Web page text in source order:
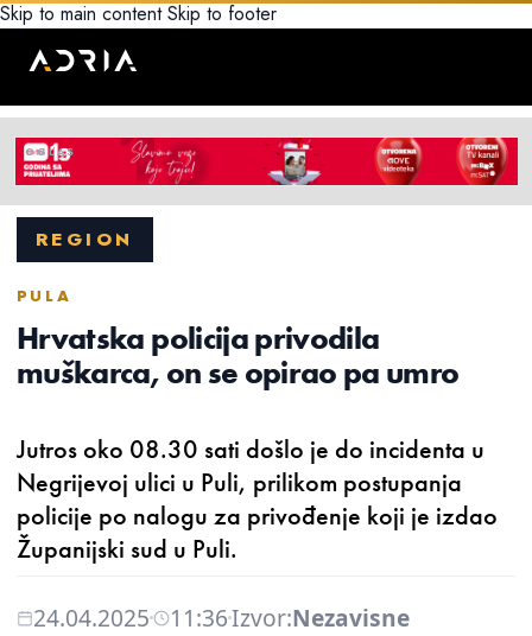
Skip to main content Skip to footer
REGION
PULA
Hrvatska policija privodila
muškarca, on se opirao pa umro
Jutros oko 08.30 sati došlo je do incidenta u
Negrijevoj ulici u Puli, prilikom postupanja
policije po nalogu za privođenje koji je izdao
Županijski sud u Puli.
24.04.2025 11:36Izvor:Nezavisne